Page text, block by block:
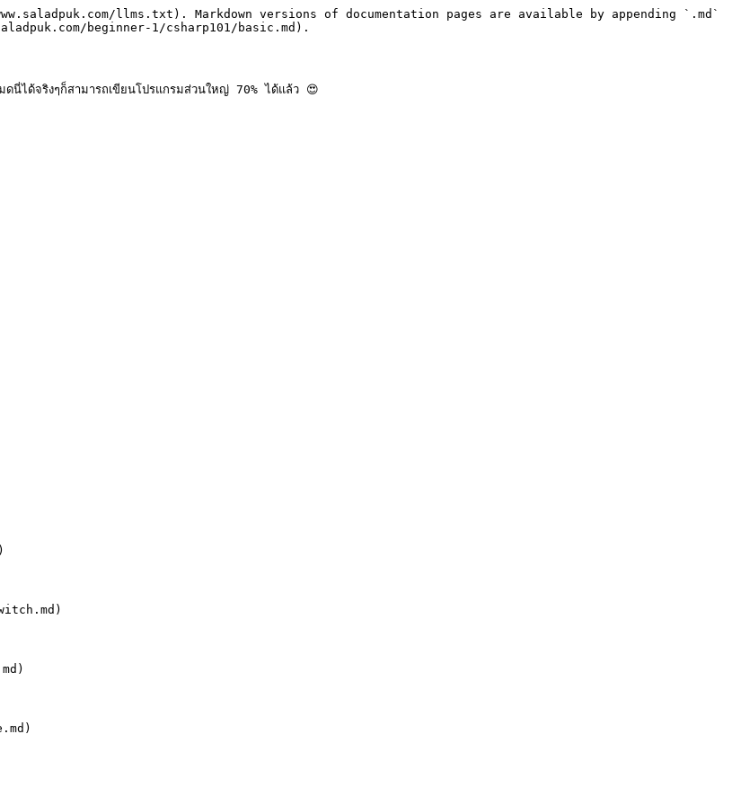
llms.txt). Markdown versions of documentation pages are available by appending `.md`
beginner-1/csharp101/basic.md).
นี่ได้จริงๆก็สามารถเขียนโปรแกรมส่วนใหญ่ 70% ได้แล้ว 😍